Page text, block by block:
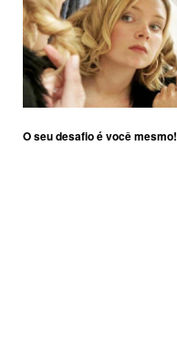
O seu desafio é você mesmo!